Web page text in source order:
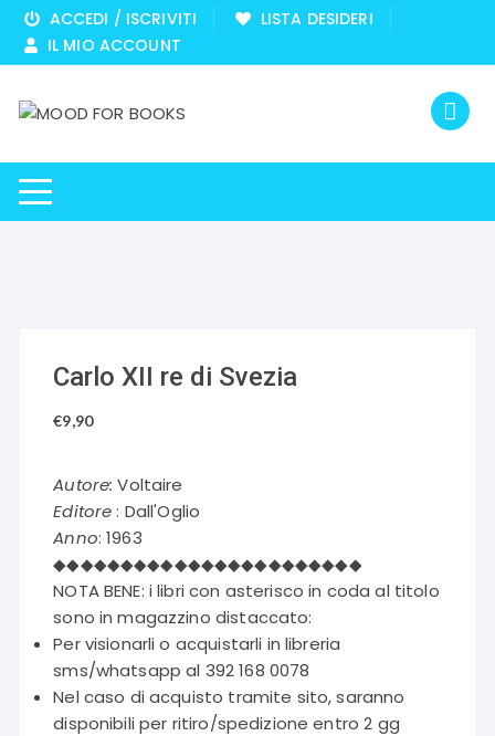
Vai
contenuto
ACCEDI / ISCRIVITI
LISTA DESIDERI
IL MIO ACCOUNT
Carlo XII re di Svezia
€9,90
Autore: Voltaire
Editore: Dall'Oglio
Anno: 1963
◆◆◆◆◆◆◆◆◆◆◆◆◆◆◆◆◆◆◆◆◆◆◆
NOTA BENE: i libri con asterisco in coda al titolo
sono in magazzino distaccato:
Per visionarli o acquistarli in libreria
sms/whatsapp al 392 168 0078
Nel caso di acquisto tramite sito, saranno
disponibili per ritiro/spedizione entro 2 gg